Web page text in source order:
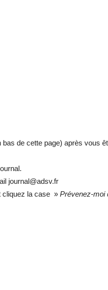
bas de cette page) après vous
journal@adsv.fr
cliquez la case » Prévenez-moi